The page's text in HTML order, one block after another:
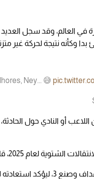
في العالم، وقد سجل
وكأنه نتيجة لحركة غير
Ney... 😅
أو النادي حول
قادمًا من نادي الهلال السعودي.
ومنذ عودته، شارك في 18 مباراة، سجل